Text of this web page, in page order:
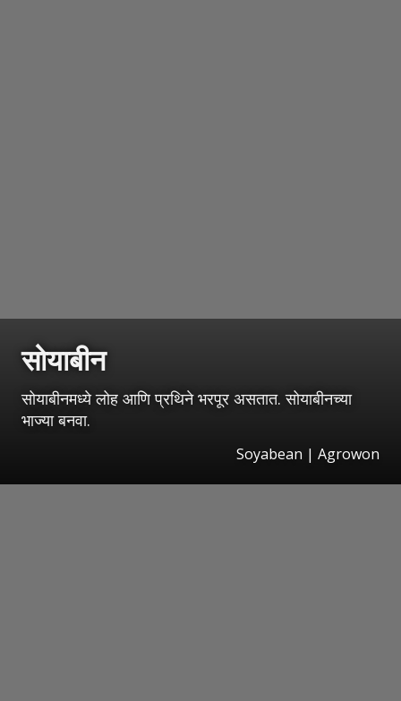
सोयाबीन
सोयाबीनमध्ये लोह आणि प्रथिने भरपूर असतात. सोयाबीनच्या
भाज्या बनवा.
Soyabean | Agrowon